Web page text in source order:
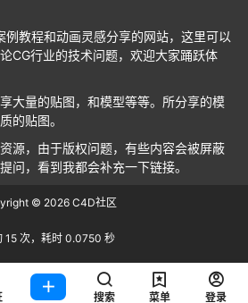
例教程和动画灵感分享的网站，这里可以
CG行业的技术问题，欢迎大家踊跃体
大量的贴图，和模型等等。所分享的模
的贴图。
源，由于版权问题，有些内容会被屏蔽
问，看到我都会补充一下链接。
© 2026 C4D社区
15 次，耗时 0.0750 秒
搜索 菜单 登录